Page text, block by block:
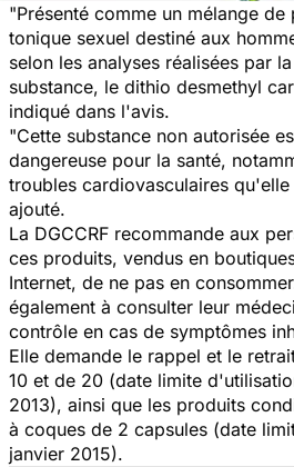
"Présenté comme un mélange de
tonique sexuel destiné aux
selon les analyses réalisées par
substance, le dithio desmethyl
indiqué dans l'avis.
"Cette substance non autorisée
dangereuse pour la santé,
troubles cardiovasculaires
ajouté.
La DGCCRF recommande aux
ces produits, vendus en
Internet, de ne pas en
également à consulter leur
contrôle en cas de symptômes
Elle demande le rappel et le
10 et de 20 (date limite
2013), ainsi que les produits
à coques de 2 capsules (date
janvier 2015).